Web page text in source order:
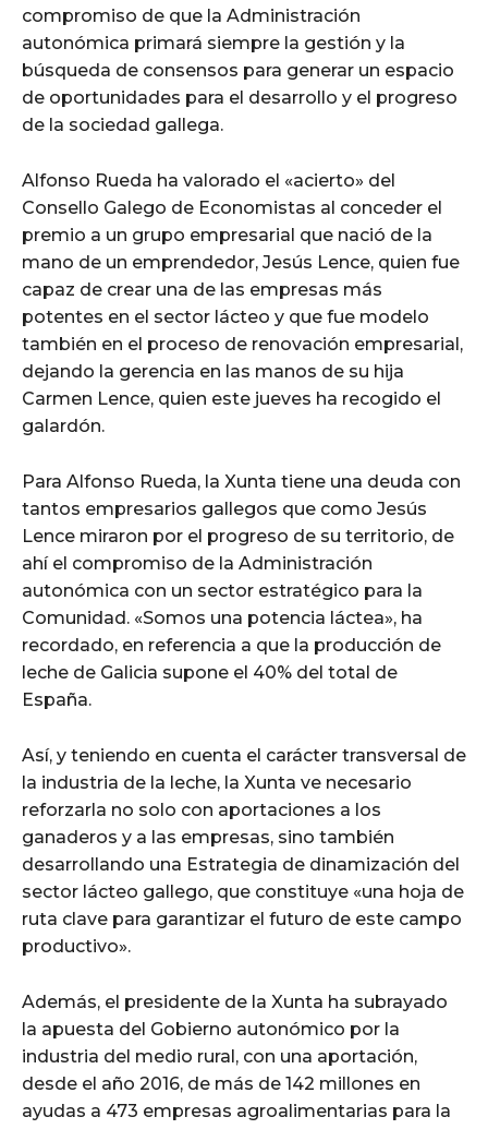
compromiso de que la Administración
autonómica primará siempre la gestión y la
búsqueda de consensos para generar un espacio
de oportunidades para el desarrollo y el progreso
de la sociedad gallega.
Alfonso Rueda ha valorado el «acierto» del
Consello Galego de Economistas al conceder el
premio a un grupo empresarial que nació de la
mano de un emprendedor, Jesús Lence, quien fue
capaz de crear una de las empresas más
potentes en el sector lácteo y que fue modelo
también en el proceso de renovación empresarial,
dejando la gerencia en las manos de su hija
Carmen Lence, quien este jueves ha recogido el
galardón.
Para Alfonso Rueda, la Xunta tiene una deuda con
tantos empresarios gallegos que como Jesús
Lence miraron por el progreso de su territorio, de
ahí el compromiso de la Administración
autonómica con un sector estratégico para la
Comunidad. «Somos una potencia láctea», ha
recordado, en referencia a que la producción de
leche de Galicia supone el 40% del total de
España.
Así, y teniendo en cuenta el carácter transversal de
la industria de la leche, la Xunta ve necesario
reforzarla no solo con aportaciones a los
ganaderos y a las empresas, sino también
desarrollando una Estrategia de dinamización del
sector lácteo gallego, que constituye «una hoja de
ruta clave para garantizar el futuro de este campo
productivo».
Además, el presidente de la Xunta ha subrayado
la apuesta del Gobierno autonómico por la
industria del medio rural, con una aportación,
desde el año 2016, de más de 142 millones en
ayudas a 473 empresas agroalimentarias para la